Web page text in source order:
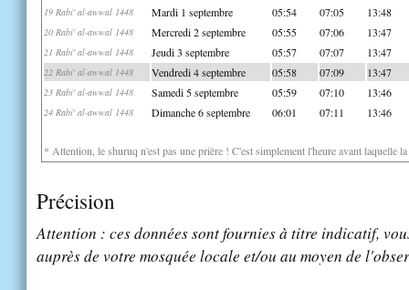
19 Rabi' al-awwal 1448 Mardi 1 septembre 05:54 07:05 13:48
20 Rabi' al-awwal 1448 Mercredi 2 septembre 05:55 07:06 13:47
21 Rabi' al-awwal 1448 Jeudi 3 septembre 05:57 07:07 13:47
22 Rabi' al-awwal 1448 Vendredi 4 septembre 05:58 07:09 13:47
23 Rabi' al-awwal 1448 Samedi 5 septembre 05:59 07:10 13:46
24 Rabi' al-awwal 1448 Dimanche 6 septembre 06:01 07:11 13:46
* Attention, le shuruq n'est pas une prière ! C'est simplement l'heure avant laquelle
Précision
Attention : ces données sont fournies à titre indicatif,
auprès de votre mosquée locale et/ou au moyen de